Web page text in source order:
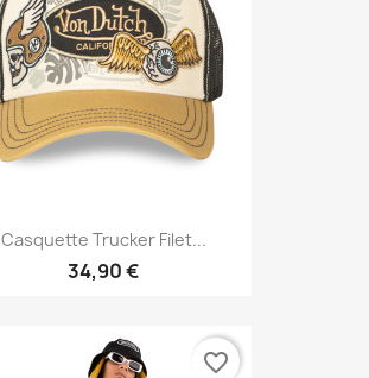
Casquette Trucker Filet...
34,90 €
favorite_border